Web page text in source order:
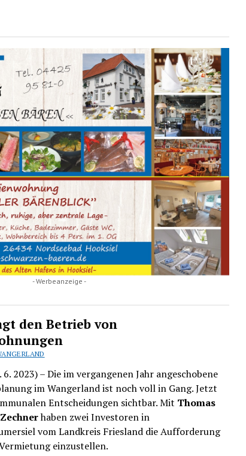
- Werbeanzeige -
den Betrieb von
2023) – Die im vergangenen Jahr angeschobene
im Wangerland ist noch voll in Gang. Jetzt
Entscheidungen sichtbar. Mit Thomas
haben zwei Investoren in
vom Landkreis Friesland die Aufforderung
einzustellen.